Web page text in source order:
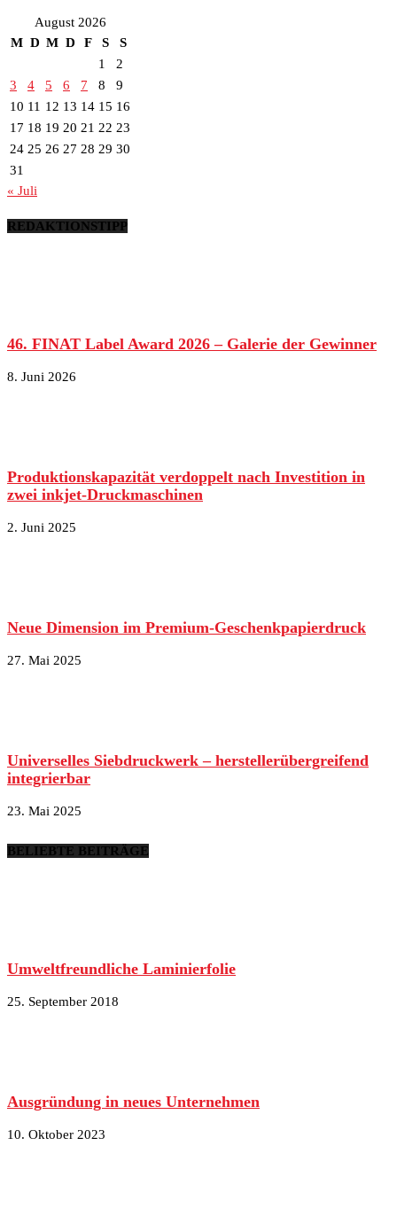
August 2026
M D M D F S
S
1
2
3
4 5 6 7 8
9
10 11 12 13 14 15 16
17 18 19 20 21 22 23
24 25 26 27 28 29 30
31
« Juli
REDAKTIONSTIPP
46. FINAT Label Award 2026 – Galerie der Gewinner
8. Juni 2026
Produktionskapazität verdoppelt nach Investition in
zwei inkjet-Druckmaschinen
2. Juni 2025
Neue Dimension im Premium-Geschenkpapierdruck
27. Mai 2025
Universelles Siebdruckwerk – herstellerübergreifend
integrierbar
23. Mai 2025
BELIEBTE BEITRÄGE
Umweltfreundliche Laminierfolie
25. September 2018
Ausgründung in neues Unternehmen
10. Oktober 2023